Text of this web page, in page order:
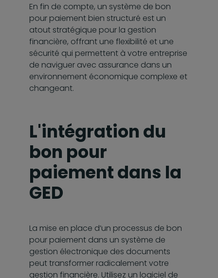
En fin de compte, un système de bon
pour paiement bien structuré est un
atout stratégique pour la gestion
financière, offrant une flexibilité et une
sécurité qui permettent à votre entreprise
de naviguer avec assurance dans un
environnement économique complexe et
changeant.
L'intégration du
bon pour
paiement dans la
GED
La mise en place d’un processus de bon
pour paiement dans un système de
gestion électronique des documents
peut transformer radicalement votre
gestion financière. Utilisez un logiciel de